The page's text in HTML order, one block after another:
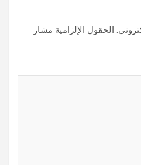
الحقول الإلزامية مشار